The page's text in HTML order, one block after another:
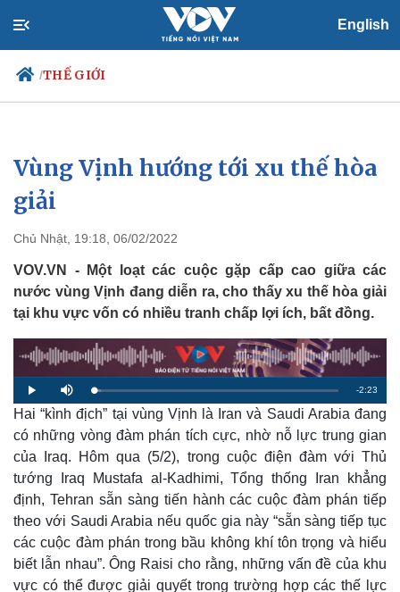
English
/THẾ GIỚI
Chính trị
Đảng
Tổ chức nhân sự
Nhận diện sự thật
Xã hội
Việc làm
Biển đảo
Vùng Vịnh hướng tới xu thế hòa
giải
Chủ Nhật, 19:18, 06/02/2022
VOV.VN - Một loạt các cuộc gặp cấp cao giữa các
nước vùng Vịnh đang diễn ra, cho thấy xu thế hòa giải
tại khu vực vốn có nhiều tranh chấp lợi ích, bất đồng.
P
l
a
y
M
u
t
e
L
o
a
d
d
2
.
8
6
R
e
m
a
i
n
n
-2:23
Hai “kình địch” tại vùng Vịnh là Iran và Saudi Arabia đang
có những vòng đàm phán tích cực, nhờ nỗ lực trung gian
của Iraq. Hôm qua (5/2), trong cuộc điện đàm với Thủ
tướng Iraq Mustafa al-Kadhimi, Tổng thống Iran khẳng
định, Tehran sẵn sàng tiến hành các cuộc đàm phán tiếp
theo với Saudi Arabia nếu quốc gia này “sẵn sàng tiếp tục
các cuộc đàm phán trong bầu không khí tôn trọng và hiểu
biết lẫn nhau”. Ông Raisi cho rằng, những vấn đề của khu
vực có thể được giải quyết trong trường hợp các thế lực